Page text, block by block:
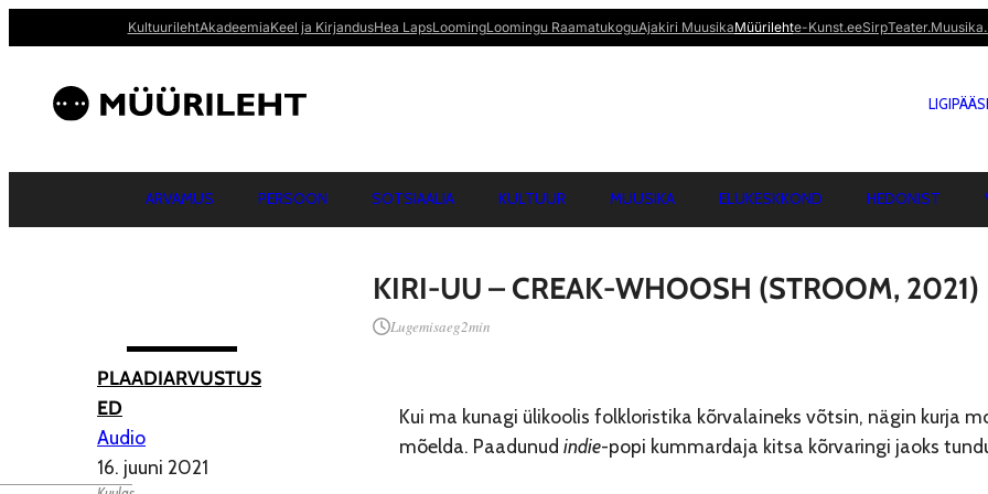
KultuurilehtAkadeemiaKeel ja KirjandusHea LapsLoomingLoomingu RaamatukoguAjakiri MuusikaMüürilehte-Kunst.eeSirp
ARVAMUS PERSOON SOTSIAALIA KULTUUR MUUSIKA ELUKESKKOND HEDONIST
KIRI-UU – CREAK-WHOOSH (STROOM, 2021)
Lugemisaeg2min
PLAADIARVUSTUS
ED
Audio
16. juuni 2021
Kui ma kunagi ülikoolis folkloristika kõrvalaineks võtsin, nägin kurja
mõelda. Paadunud indie-popi kummardaja kitsa kõrvaringi jaoks